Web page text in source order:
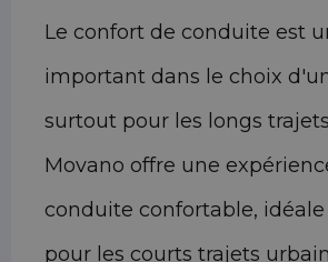
Le confort de conduite est
important dans le choix
surtout pour les longs
Movano offre une
conduite confortable, idéale
pour les courts trajets